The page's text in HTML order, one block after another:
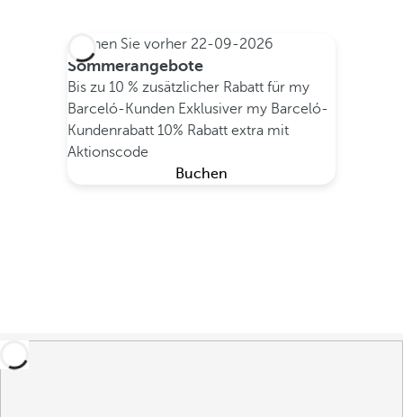
Buchen Sie vorher 22-09-2026
Sommerangebote
Bis zu 10 % zusätzlicher Rabatt für my
Barceló-Kunden Exklusiver my Barceló-
Kundenrabatt 10% Rabatt extra mit
Aktionscode
Buchen